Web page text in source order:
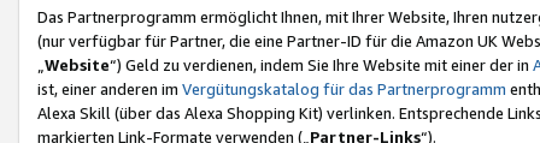
Das Partnerprogramm ermöglicht Ihnen, mit Ihrer Website, Ihren
(nur verfügbar für Partner, die eine Partner-ID für die Amazon UK
Website“) Geld zu verdienen, indem Sie Ihre Website mit einer der in
ist, einer anderen im Vergütungskatalog für das Partnerprogramm
Alexa Skill (über das Alexa Shopping Kit) verlinken. Entsprechende
markierten Link-Formate verwenden („ Partner-Links“).